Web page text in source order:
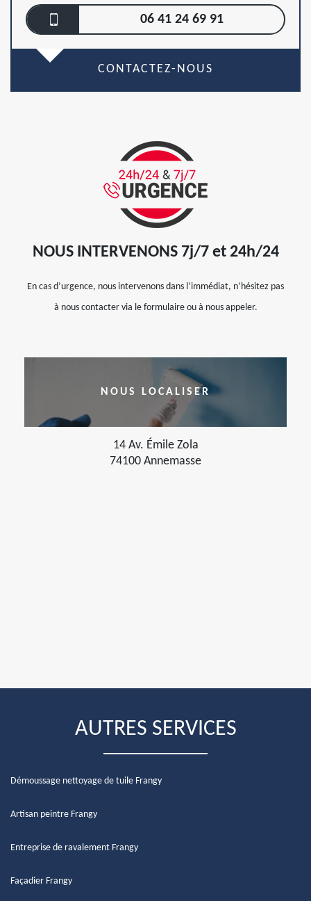
06 41 24 69 91
CONTACTEZ-NOUS
NOUS INTERVENONS 7j/7 et 24h/24
En cas d’urgence, nous intervenons dans l’immédiat, n’hésitez pas
à nous contacter via le formulaire ou à nous appeler.
NOUS LOCALISER
14 Av. Émile Zola
74100 Annemasse
AUTRES SERVICES
Démoussage nettoyage de tuile Frangy
Artisan peintre Frangy
Entreprise de ravalement Frangy
Façadier Frangy